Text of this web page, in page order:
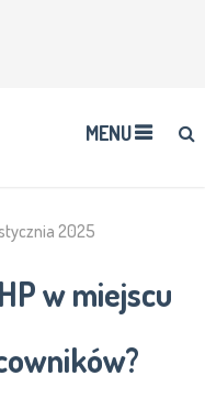
MENU
2025
w miejscu